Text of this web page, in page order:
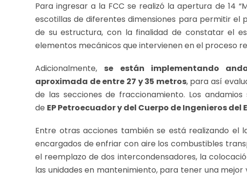
Para ingresar a la FCC se realizó la apertura de 14
escotillas de diferentes dimensiones para permitir el
de su estructura, con la finalidad de constatar el
elementos mecánicos que intervienen en el proceso
Adicionalmente, se están implementando
aproximada de entre 27 y 35 metros, para así
de las secciones de fraccionamiento. Los
de EP Petroecuador y del Cuerpo de Ingenieros del
Entre otras acciones también se está realizando el
encargados de enfriar con aire los combustibles
el reemplazo de dos intercondensadores, la
las unidades en mantenimiento, para tener una mejor